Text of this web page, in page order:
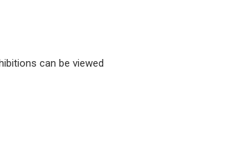
can be viewed